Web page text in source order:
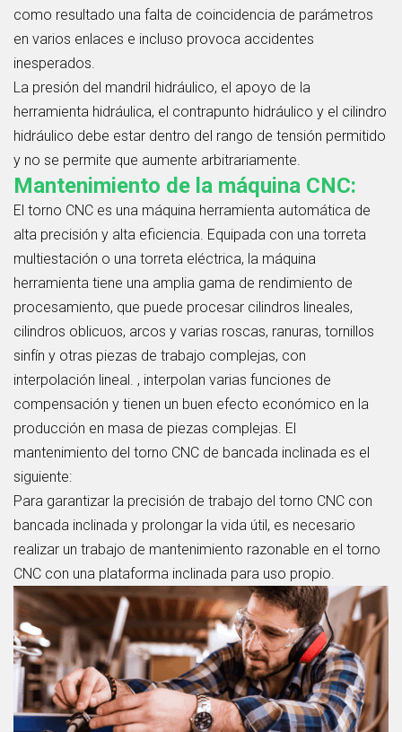
como resultado una falta de coincidencia de parámetros
en varios enlaces e incluso provoca accidentes
inesperados.
La presión del mandril hidráulico, el apoyo de la
herramienta hidráulica, el contrapunto hidráulico y el cilindro
hidráulico debe estar dentro del rango de tensión permitido
y no se permite que aumente arbitrariamente.
Mantenimiento de la máquina CNC:
El torno CNC es una máquina herramienta automática de
alta precisión y alta eficiencia. Equipada con una torreta
multiestación o una torreta eléctrica, la máquina
herramienta tiene una amplia gama de rendimiento de
procesamiento, que puede procesar cilindros lineales,
cilindros oblicuos, arcos y varias roscas, ranuras, tornillos
sinfín y otras piezas de trabajo complejas, con
interpolación lineal. , interpolan varias funciones de
compensación y tienen un buen efecto económico en la
producción en masa de piezas complejas. El
mantenimiento del torno CNC de bancada inclinada es el
siguiente:
Para garantizar la precisión de trabajo del torno CNC con
bancada inclinada y prolongar la vida útil, es necesario
realizar un trabajo de mantenimiento razonable en el torno
CNC con una plataforma inclinada para uso propio.